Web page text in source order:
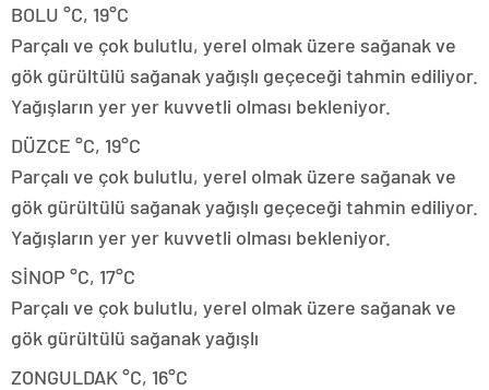
BOLU °C, 19°C
Parçalı ve çok bulutlu, yerel olmak üzere sağanak ve
gök gürültülü sağanak yağışlı geçeceği tahmin ediliyor.
Yağışların yer yer kuvvetli olması bekleniyor.
DÜZCE °C, 19°C
Parçalı ve çok bulutlu, yerel olmak üzere sağanak ve
gök gürültülü sağanak yağışlı geçeceği tahmin ediliyor.
Yağışların yer yer kuvvetli olması bekleniyor.
SİNOP °C, 17°C
Parçalı ve çok bulutlu, yerel olmak üzere sağanak ve
gök gürültülü sağanak yağışlı
ZONGULDAK °C, 16°C